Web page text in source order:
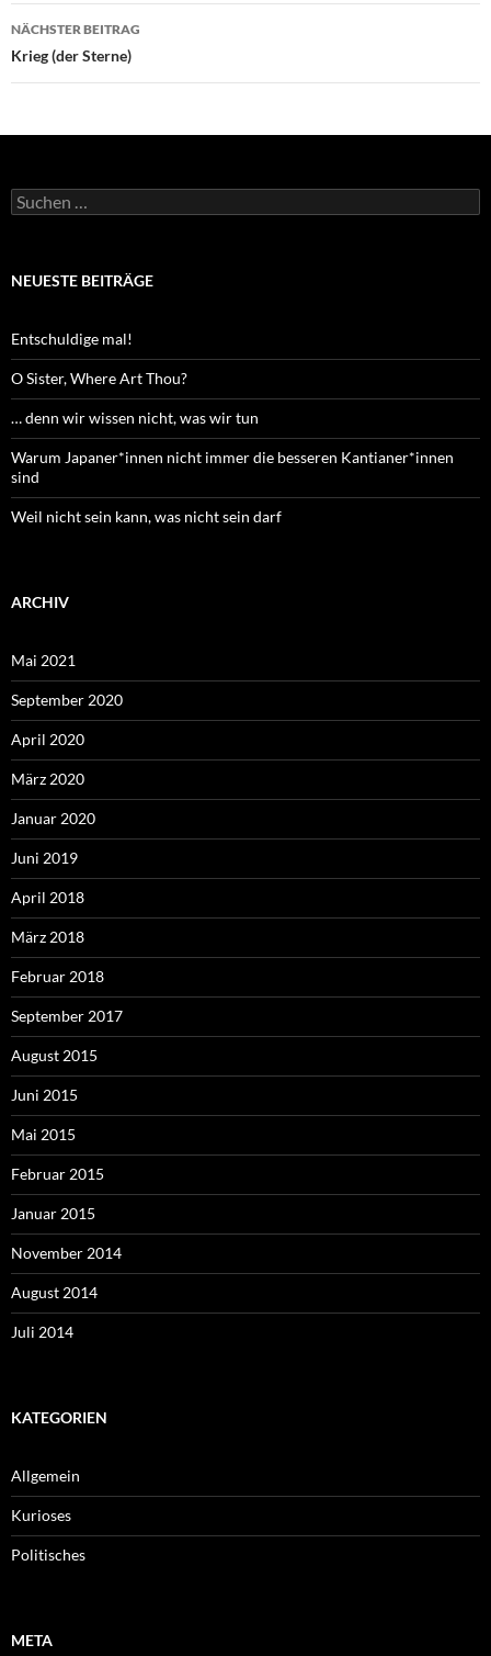
NÄCHSTER BEITRAG
Krieg (der Sterne)
Suchen
nach:
NEUESTE BEITRÄGE
Entschuldige mal!
O Sister, Where Art Thou?
… denn wir wissen nicht, was wir tun
Warum Japaner*innen nicht immer die besseren Kantianer*innen
sind
Weil nicht sein kann, was nicht sein darf
ARCHIV
Mai 2021
September 2020
April 2020
März 2020
Januar 2020
Juni 2019
April 2018
März 2018
Februar 2018
September 2017
August 2015
Juni 2015
Mai 2015
Februar 2015
Januar 2015
November 2014
August 2014
Juli 2014
KATEGORIEN
Allgemein
Kurioses
Politisches
META